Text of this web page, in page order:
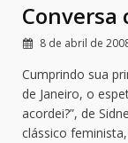
Conversa
8 de abril de
Cumprindo sua
de Janeiro, o
acordei?”, de
clássico